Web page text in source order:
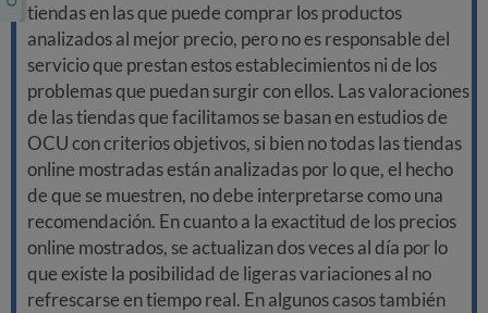
tiendas en las que puede comprar los productos
analizados al mejor precio, pero no es responsable del
servicio que prestan estos establecimientos ni de los
problemas que puedan surgir con ellos. Las valoraciones
de las tiendas que facilitamos se basan en estudios de
OCU con criterios objetivos, si bien no todas las tiendas
online mostradas están analizadas por lo que, el hecho
de que se muestren, no debe interpretarse como una
recomendación. En cuanto a la exactitud de los precios
online mostrados, se actualizan dos veces al día por lo
que existe la posibilidad de ligeras variaciones al no
refrescarse en tiempo real. En algunos casos también